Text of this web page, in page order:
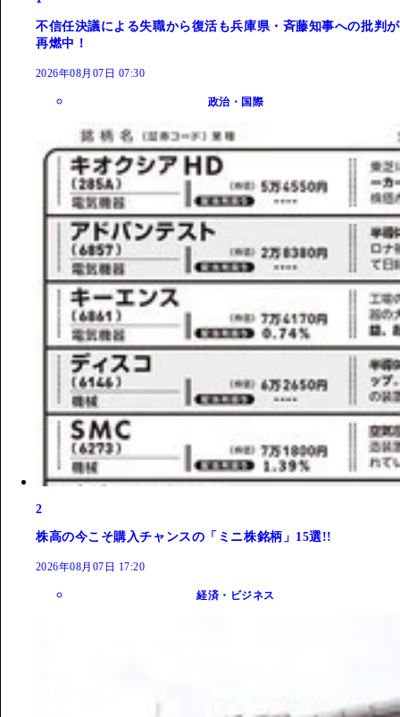
不信任決議による失職から復活も兵庫県・斉藤知事への批判が
再燃中！
2026年08月07日 07:30
政治・国際
2
株高の今こそ購入チャンスの「ミニ株銘柄」15選!!
2026年08月07日 17:20
経済・ビジネス